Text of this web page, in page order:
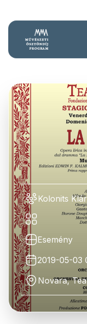
Kolonits
Esemény
2019-05-03
Novara,